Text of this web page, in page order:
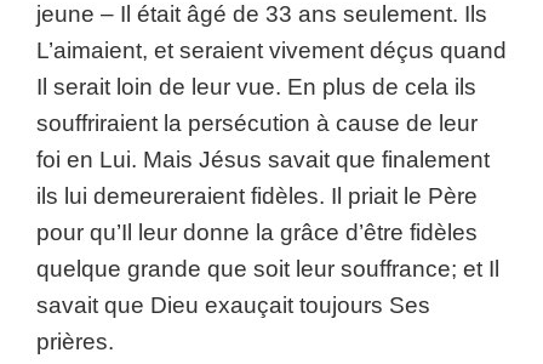
jeune – Il était âgé de 33 ans seulement. Ils
L’aimaient, et seraient vivement déçus quand
Il serait loin de leur vue. En plus de cela ils
souffriraient la persécution à cause de leur
foi en Lui. Mais Jésus savait que finalement
ils lui demeureraient fidèles. Il priait le Père
pour qu’Il leur donne la grâce d’être fidèles
quelque grande que soit leur souffrance; et Il
savait que Dieu exauçait toujours Ses
prières.